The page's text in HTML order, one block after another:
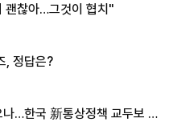
괜찮아…그것이 협치"
, 정답은?
…한국 新통상정책 교두보 활